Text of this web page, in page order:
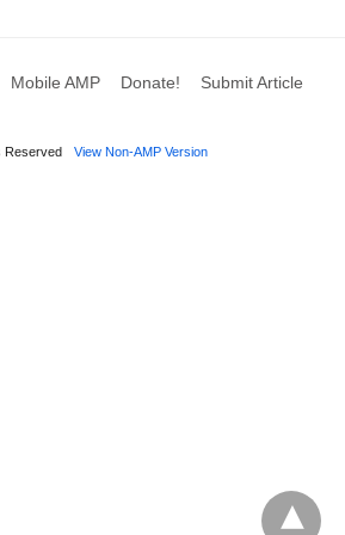
Mobile AMP Donate! Submit Article
Reserved View Non-AMP Version